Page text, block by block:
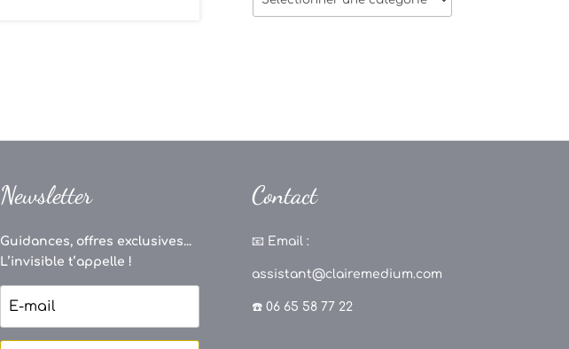
des
Newsletter
Guidances, offres exclusives...
L’invisible t’appelle !
Contact
📧 Email :
assistant@clairemedium.com
☎️ 06 65 58 77 22